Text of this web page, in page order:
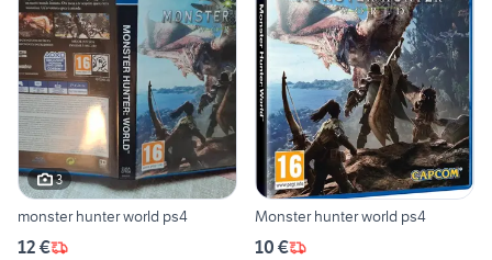
3
monster hunter world ps4
12 €
Monster hunter world ps4
10 €